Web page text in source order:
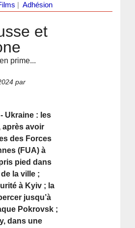
Adhésion
et
prime...
par
Ukraine : les
après avoir
des Forces
(FUA) à
pied dans
la ville ;
à Kyiv ; la
jusqu’à
Pokrovsk ;
dans une